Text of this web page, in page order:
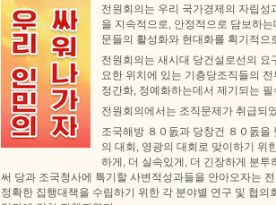
전원회의는 우리 국가경제의 자립
을 지속적으로, 안정적으로 담보하
문들의 활성화와 현대화를 획기적
전원회의는 새시대 당건설로선의
요한 위치에 있는 기층당조직들의
정간화, 정예화하는데서 제기되는
전원회의에서는 조직문제가 취급되
조국해방 ８０돐과 당창건 ８０돐
의 대회, 영광의 대회로 맞이하기 위
하게, 더 실속있게, 더 긴장하게 분
써 당과 조국청사에 특기할 사변적성과들을 안아오자는
정확한 집행대책을 수립하기 위한 각 분야별 연구 및 협